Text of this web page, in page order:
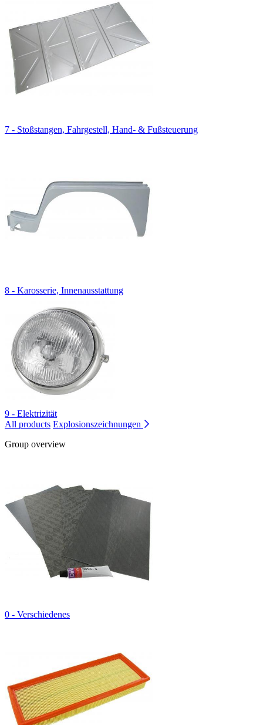
7 - Stoßstangen, Fahrgestell, Hand- & Fußsteuerung
8 - Karosserie, Innenausstattung
9 - Elektrizität
All products Explosionszeichnungen
Group overview
0 - Verschiedenes